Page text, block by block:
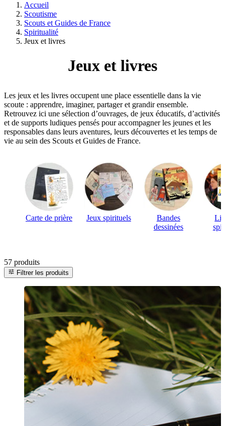
Accueil
Scoutisme
Scouts et Guides de France
Spiritualité
Jeux et livres
Jeux et livres
Les jeux et les livres occupent une place essentielle dans la vie
scoute : apprendre, imaginer, partager et grandir ensemble.
Retrouvez ici une sélection d’ouvrages, de jeux éducatifs, d’activités
et de supports ludiques pensés pour accompagner les jeunes et les
responsables dans leurs aventures, leurs découvertes et les temps de
vie au sein des Scouts et Guides de France.
Carte de prière Jeux spirituels
Bandes
dessinées
57 produits
tune Filtrer les produits